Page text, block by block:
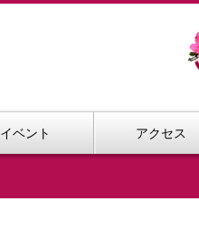
イベント アクセス